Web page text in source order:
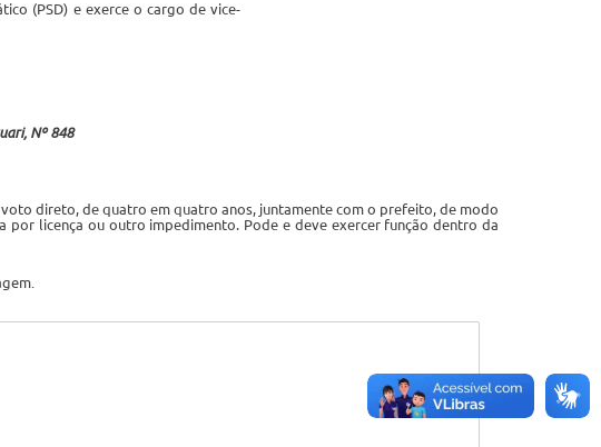
(PSD) e exerce o cargo de vice-
Nº 848
direto, de quatro em quatro anos, juntamente com o prefeito, de modo
licença ou outro impedimento. Pode e deve exercer função dentro da